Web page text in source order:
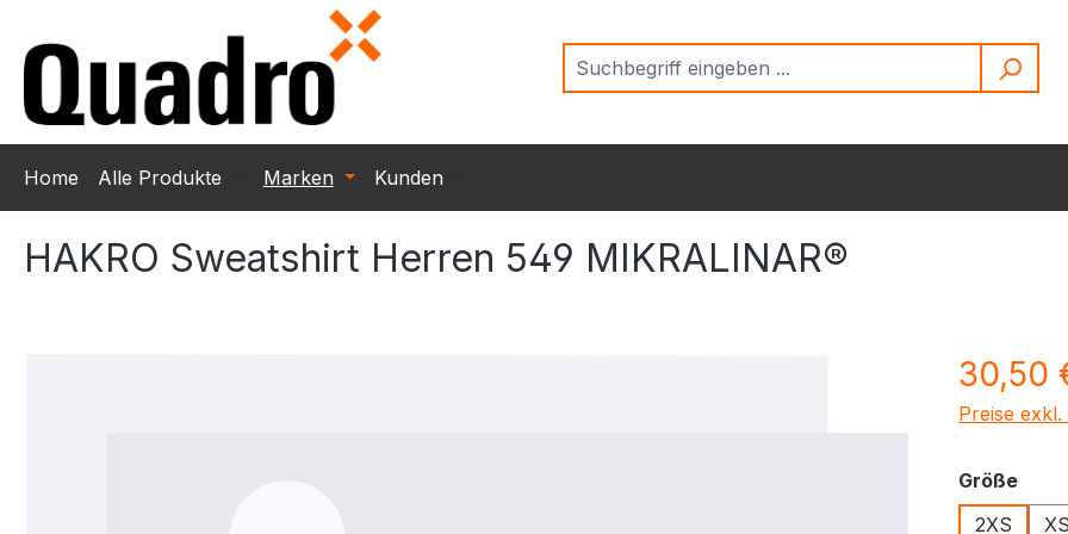
Home Alle Produkte Marken Kunden
HAKRO Sweatshirt Herren 549 MIKRALINAR®
Regulärer
30,50
Preise
Größe
2XS
XS